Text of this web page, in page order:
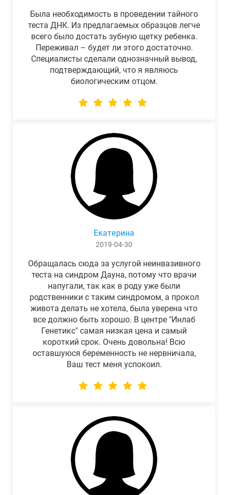
Была необходимость в проведении тайного
теста ДНК. Из предлагаемых образцов легче
всего было достать зубную щетку ребенка.
Переживал – будет ли этого достаточно.
Специалисты сделали однозначный вывод,
подтверждающий, что я являюсь
биологическим отцом.
Екатерина
2019-04-30
Обращалась сюда за услугой неинвазивного
теста на синдром Дауна, потому что врачи
напугали, так как в роду уже были
родственники с таким синдромом, а прокол
живота делать не хотела, была уверена что
все должно быть хорошо. В центре "Инлаб
Генетикс" самая низкая цена и самый
короткий срок. Очень довольна! Всю
оставшуюся беременность не нервничала,
Ваш тест меня успокоил.